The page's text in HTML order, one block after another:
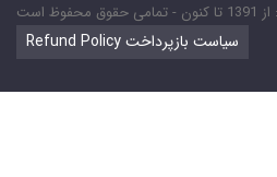
است
Refund Policy سیاست بازپرداخت